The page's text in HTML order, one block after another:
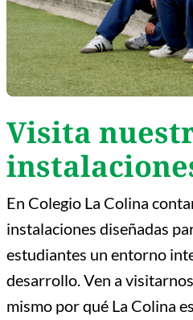
Visita
En Colegio La Colina
instalaciones diseñadas
estudiantes un entorno
desarrollo. Ven a
mismo por qué La Colina